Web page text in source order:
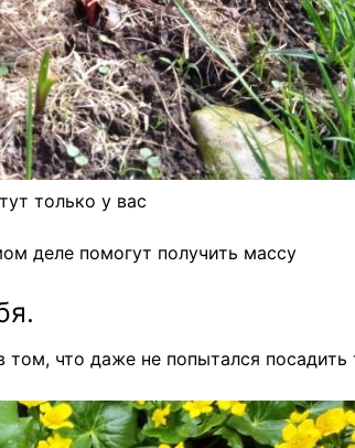
только у вас
деле помогут получить массу
что даже не попытался посадить